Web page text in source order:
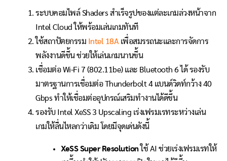
ระบบคอมไพล์ Shaders สำเร็จรูปของแต่ละเกมล่วงหน้าจาก
Intel Cloud ให้พร้อมเล่นเกมทันที
ใช้สถาปัตยกรรม Intel 18A เพื่อสมรรถนะและการจัดการ
พลังงานดีขึ้น ช่วยให้เล่นเกมนานขึ้น
เชื่อมต่อ Wi-Fi 7 (802.11be) และ Bluetooth 6 ได้ รองรับ
มาตรฐานการเชื่อมต่อ Thunderbolt 4 แบนด์วิดท์กว้าง 40
Gbps ทำให้เชื่อมต่ออุปกรณ์เสริมทำงานได้ดีขึ้น
รองรับ Intel XeSS 3 Upscaling เร่งเฟรมเรทระหว่างเล่น
เกมให้ลื่นไหลกว่าเดิม โดยมีจุดเด่นดังนี้
XeSS Super Resolutionใช้ AI ช่วยเร่งเฟรมเรทให้